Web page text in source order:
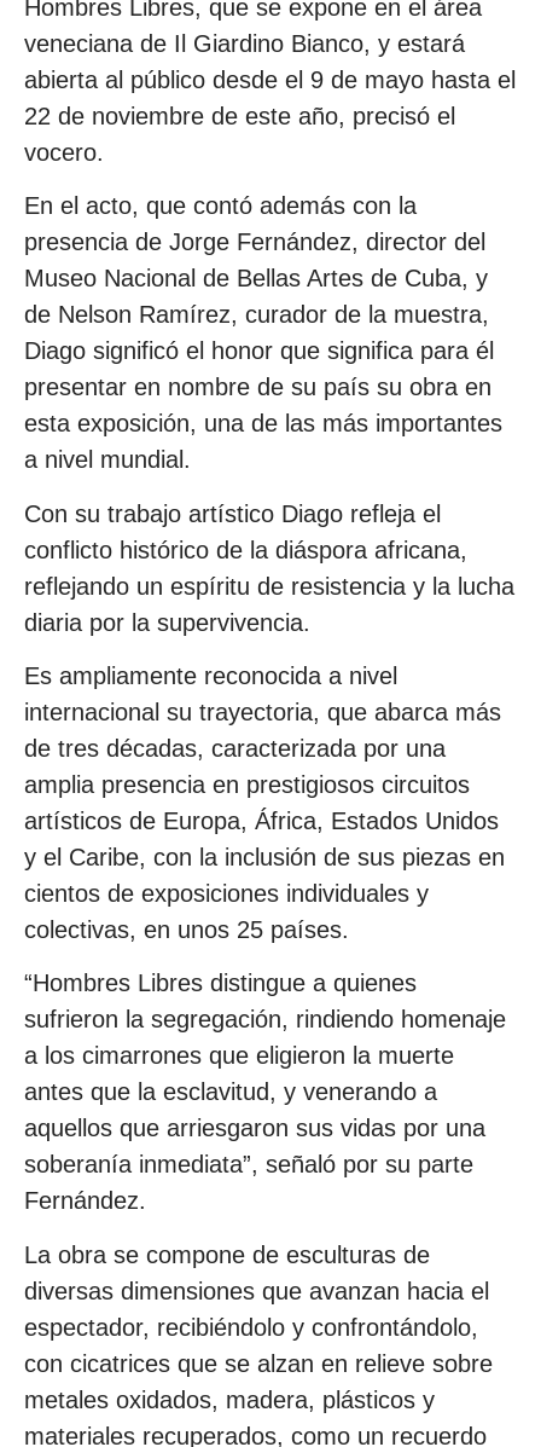
Hombres Libres, que se expone en el área
veneciana de Il Giardino Bianco, y estará
abierta al público desde el 9 de mayo hasta el
22 de noviembre de este año, precisó el
vocero.
En el acto, que contó además con la
presencia de Jorge Fernández, director del
Museo Nacional de Bellas Artes de Cuba, y
de Nelson Ramírez, curador de la muestra,
Diago significó el honor que significa para él
presentar en nombre de su país su obra en
esta exposición, una de las más importantes
a nivel mundial.
Con su trabajo artístico Diago refleja el
conflicto histórico de la diáspora africana,
reflejando un espíritu de resistencia y la lucha
diaria por la supervivencia.
Es ampliamente reconocida a nivel
internacional su trayectoria, que abarca más
de tres décadas, caracterizada por una
amplia presencia en prestigiosos circuitos
artísticos de Europa, África, Estados Unidos
y el Caribe, con la inclusión de sus piezas en
cientos de exposiciones individuales y
colectivas, en unos 25 países.
“Hombres Libres distingue a quienes
sufrieron la segregación, rindiendo homenaje
a los cimarrones que eligieron la muerte
antes que la esclavitud, y venerando a
aquellos que arriesgaron sus vidas por una
soberanía inmediata”, señaló por su parte
Fernández.
La obra se compone de esculturas de
diversas dimensiones que avanzan hacia el
espectador, recibiéndolo y confrontándolo,
con cicatrices que se alzan en relieve sobre
metales oxidados, madera, plásticos y
materiales recuperados, como un recuerdo